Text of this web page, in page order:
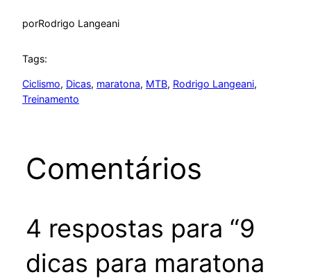
porRodrigo Langeani
Tags:
Ciclismo, Dicas, maratona, MTB, Rodrigo Langeani
Treinamento
Comentários
4 respostas para “9
dicas para maratona